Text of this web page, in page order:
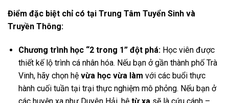
Điểm đặc biệt chỉ có tại Trung Tâm Tuyển Sinh và
Truyền Thông:
Chương trình học “2 trong 1” đột phá:Học viên được
thiết kế lộ trình cá nhân hóa. Nếu bạn ở gần thành phố Trà
Vinh, hãy chọn hệ vừa học vừa làm với các buổi thực
hành cuối tuần tại trại thực nghiệm mô phỏng. Nếu bạn ở